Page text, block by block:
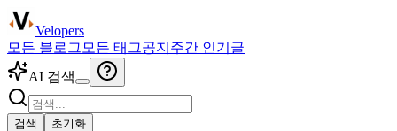
Velopers
모든 블로그 모든 태그공지 주간 인기글
AI 검색
검색 초기화